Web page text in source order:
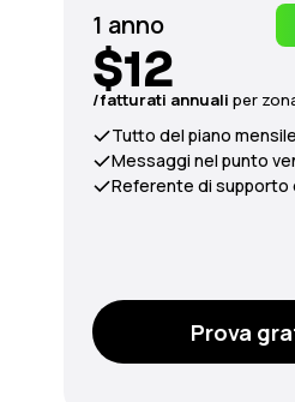
1 anno
$12
/fatturati annuali per
Tutto del piano mensile
Messaggi nel punto
Referente di supporto
Prova